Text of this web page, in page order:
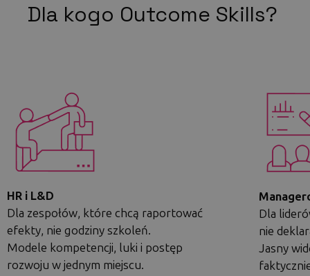
Dla kogo Outcome Skills?
HR i L&D
Dla zespołów, które chcą raportować
efekty, nie godziny szkoleń.
Modele kompetencji, luki i postęp
rozwoju w jednym miejscu.
Dla
nie
Jasny